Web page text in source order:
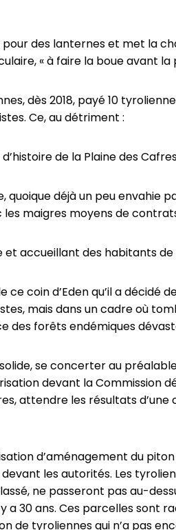
pour des lanternes et met
« à faire la boue avant la
dès 2018, payé 10
Ce, au détriment :
de la Plaine des
déjà un peu envahie
maigres moyens de
accueillant des habitants
coin d’Eden qu’il a décidé
mais dans un cadre où
forêts endémiques
se concerter au
devant la
attendre les résultats
d’aménagement du
les autorités. Les
ne passeront pas au-
30 ans. Ces parcelles sont
de tyroliennes qui n’a pas